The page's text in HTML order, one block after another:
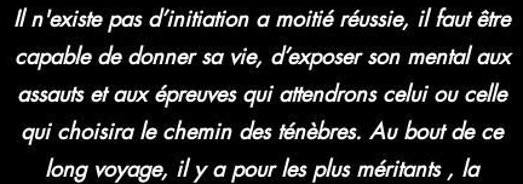
Il n'existe pas d’initiation a moitié réussie, il faut être
capable de donner sa vie, d’exposer son mental aux
assauts et aux épreuves qui attendrons celui ou celle
qui choisira le chemin des ténèbres. Au bout de ce
long voyage, il y a pour les plus méritants , la